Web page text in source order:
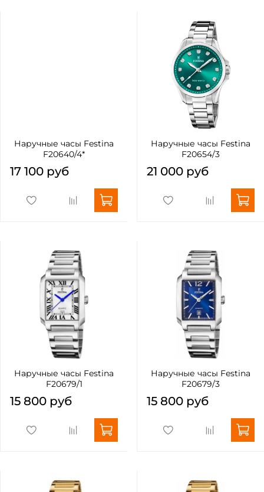
Наручные часы Festina
F20640/4*
17 100 руб
Наручные часы Festina
F20654/3
21 000 руб
Наручные часы Festina
F20679/1
15 800 руб
Наручные часы Festina
F20679/3
15 800 руб